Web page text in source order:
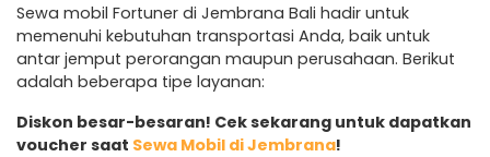
Sewa mobil Fortuner di Jembrana Bali hadir untuk
memenuhi kebutuhan transportasi Anda, baik untuk
antar jemput perorangan maupun perusahaan. Berikut
adalah beberapa tipe layanan:
Diskon besar-besaran! Cek sekarang untuk dapatkan
voucher saat Sewa Mobil di Jembrana!